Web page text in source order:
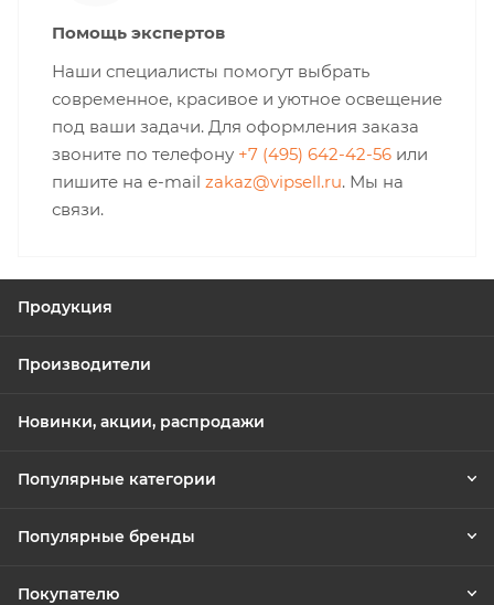
Помощь экспертов
Наши специалисты помогут выбрать
современное, красивое и уютное освещение
под ваши задачи. Для оформления заказа
звоните по телефону +7 (495) 642-42-56 или
пишите на e-mail zakaz@vipsell.ru. Мы на
связи.
Продукция
Производители
Новинки, акции, распродажи
Популярные категории
Популярные бренды
Покупателю